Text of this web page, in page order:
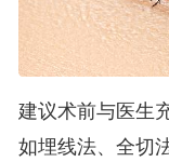
建议术前与医生
如埋线法、全切